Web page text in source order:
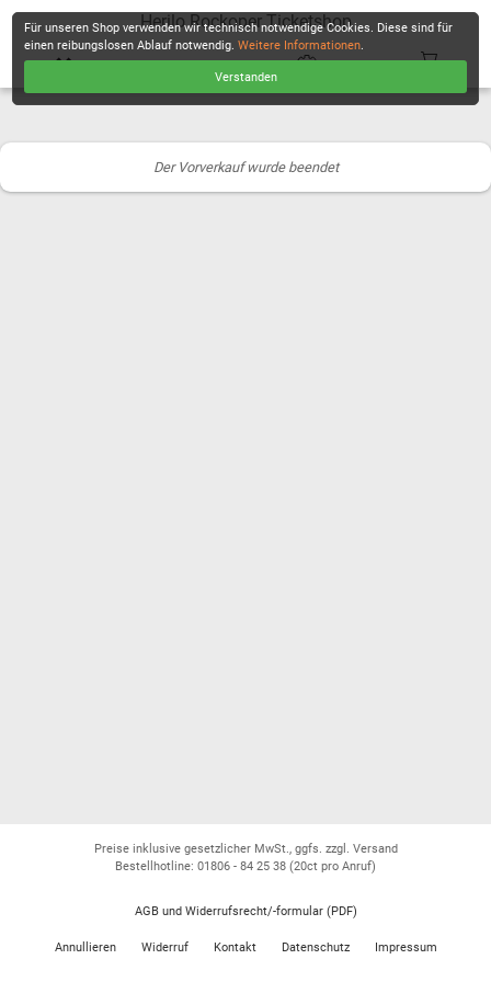
Herilo Rockoper Ticketshop
Der Vorverkauf wurde beendet
Für unseren Shop verwenden wir technisch notwendige Cookies. Diese sind für
einen reibungslosen Ablauf notwendig.Weitere Informationen.
Verstanden
Preise inklusive gesetzlicher MwSt., ggfs. zzgl. Versand
Bestellhotline: 01806 - 84 25 38 (20ct pro Anruf)
AGB und Widerrufsrecht/-formular (PDF)
Annullieren Widerruf Kontakt Datenschutz Impressum